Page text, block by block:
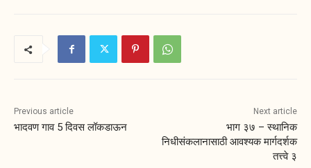
Previous article
भादवण गाव 5 दिवस लॉकडाऊन
Next article
भाग ३७ – स्थानिक
निधीसंकलानासाठी आवश्यक मार्गदर्शक
तत्त्वे ३